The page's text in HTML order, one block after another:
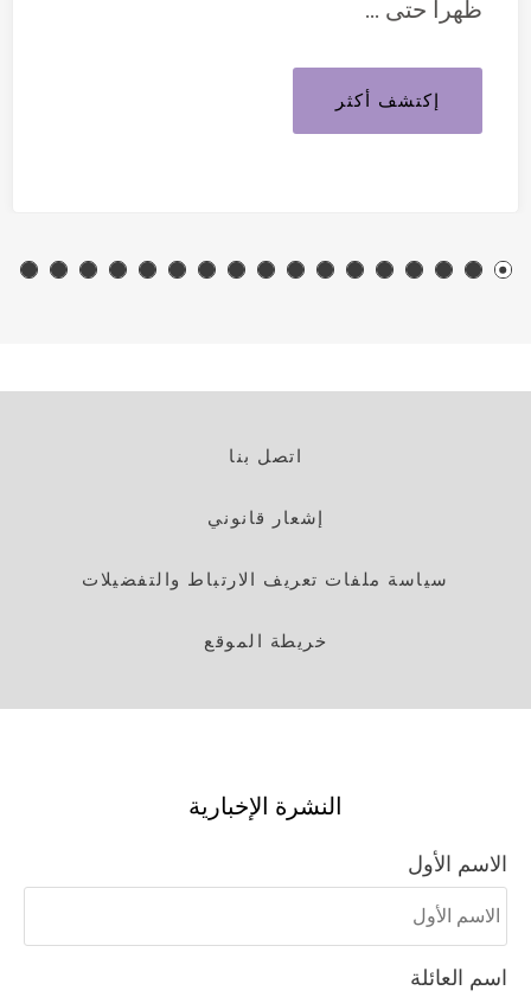
ظهراً حتى …
إكتشف أكثر
اتصل بنا
إشعار قانوني
سياسة ملفات تعريف الارتباط والتفضيلات
خريطة الموقع
النشرة الإخبارية
الاسم الأول
اسم العائلة